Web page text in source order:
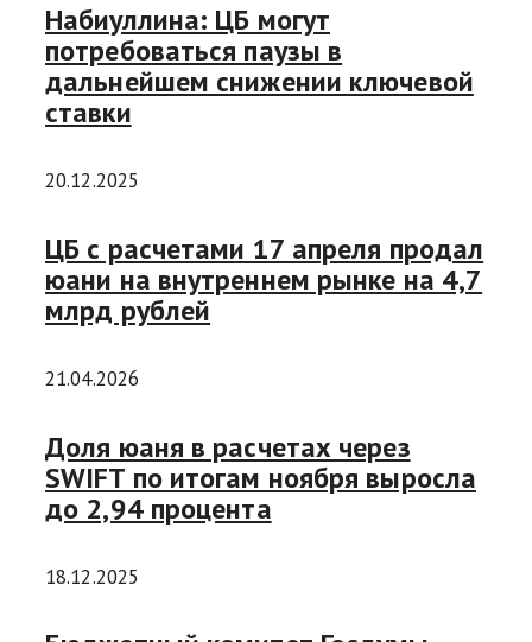
Набиуллина: ЦБ могут
потребоваться паузы в
дальнейшем снижении ключевой
ставки
20.12.2025
ЦБ с расчетами 17 апреля продал
юани на внутреннем рынке на 4,7
млрд рублей
21.04.2026
Доля юаня в расчетах через
SWIFT по итогам ноября выросла
до 2,94 процента
18.12.2025